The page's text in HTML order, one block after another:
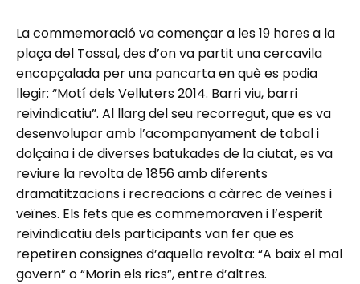
La commemoració va començar a les 19 hores a la
plaça del Tossal, des d’on va partit una cercavila
encapçalada per una pancarta en què es podia
llegir: “Motí dels Velluters 2014. Barri viu, barri
reivindicatiu”. Al llarg del seu recorregut, que es va
desenvolupar amb l’acompanyament de tabal i
dolçaina i de diverses batukades de la ciutat, es va
reviure la revolta de 1856 amb diferents
dramatitzacions i recreacions a càrrec de veïnes i
veïnes. Els fets que es commemoraven i l’esperit
reivindicatiu dels participants van fer que es
repetiren consignes d’aquella revolta: “A baix el mal
govern” o “Morin els rics”, entre d’altres.